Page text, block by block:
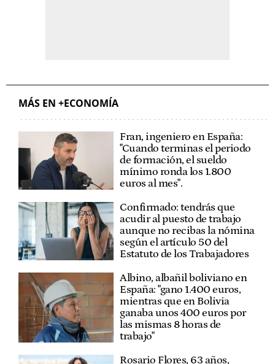
MÁS EN +ECONOMÍA
Fran, ingeniero en España:
"Cuando terminas el periodo
de formación, el sueldo
mínimo ronda los 1.800
euros al mes".
Confirmado: tendrás que
acudir al puesto de trabajo
aunque no recibas la nómina
según el artículo 50 del
Estatuto de los Trabajadores
Albino, albañil boliviano en
España: "gano 1.400 euros,
mientras que en Bolivia
ganaba unos 400 euros por
las mismas 8 horas de
trabajo"
Rosario Flores, 63 años,